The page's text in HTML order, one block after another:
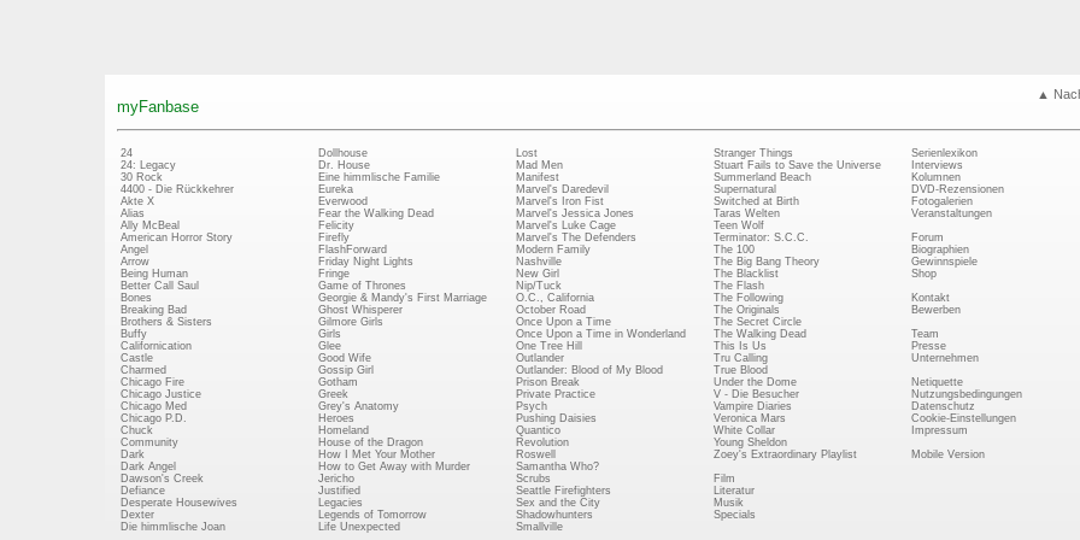
▲
myFanbase
24
24: Legacy
30 Rock
4400 - Die Rückkehrer
Akte X
Alias
Ally McBeal
American Horror Story
Angel
Arrow
Being Human
Better Call Saul
Bones
Breaking Bad
Brothers & Sisters
Buffy
Californication
Castle
Charmed
Chicago Fire
Chicago Justice
Chicago Med
Chicago P.D.
Chuck
Community
Dark
Dark Angel
Dawson's Creek
Defiance
Desperate Housewives
Dexter
Die himmlische Joan
Dollhouse
Dr. House
Eine himmlische Familie
Eureka
Everwood
Fear the Walking Dead
Felicity
Firefly
FlashForward
Friday Night Lights
Fringe
Game of Thrones
Georgie & Mandy's First Marriage
Ghost Whisperer
Gilmore Girls
Girls
Glee
Good Wife
Gossip Girl
Gotham
Greek
Grey's Anatomy
Heroes
Homeland
House of the Dragon
How I Met Your Mother
How to Get Away with Murder
Jericho
Justified
Legacies
Legends of Tomorrow
Life Unexpected
Lost
Mad Men
Manifest
Marvel's Daredevil
Marvel's Iron Fist
Marvel's Jessica Jones
Marvel's Luke Cage
Marvel's The Defenders
Modern Family
Nashville
New Girl
Nip/Tuck
O.C., California
October Road
Once Upon a Time
Once Upon a Time in Wonderland
One Tree Hill
Outlander
Outlander: Blood of My Blood
Prison Break
Private Practice
Psych
Pushing Daisies
Quantico
Revolution
Roswell
Samantha Who?
Scrubs
Seattle Firefighters
Sex and the City
Shadowhunters
Smallville
Stranger Things
Stuart Fails to Save the Universe
Summerland Beach
Supernatural
Switched at Birth
Taras Welten
Teen Wolf
Terminator: S.C.C.
The 100
The Big Bang Theory
The Blacklist
The Flash
The Following
The Originals
The Secret Circle
The Walking Dead
This Is Us
Tru Calling
True Blood
Under the Dome
V - Die Besucher
Vampire Diaries
Veronica Mars
White Collar
Young Sheldon
Zoey's Extraordinary Playlist
Film
Literatur
Musik
Specials
Serienlexikon
Interviews
Kolumnen
DVD-Rezensionen
Fotogalerien
Veranstaltungen
Forum
Biographien
Gewinnspiele
Shop
Kontakt
Bewerben
Team
Presse
Unternehmen
Netiquette
Nutzungsbedingungen
Datenschutz
Cookie-Einstellungen
Impressum
Mobile Version